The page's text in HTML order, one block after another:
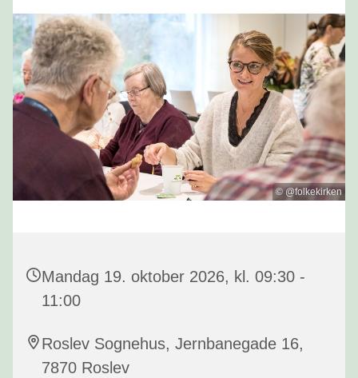
© @folkekirken
Mandag 19. oktober 2026, kl. 09:30 -
11:00
Roslev Sognehus, Jernbanegade 16,
7870 Roslev